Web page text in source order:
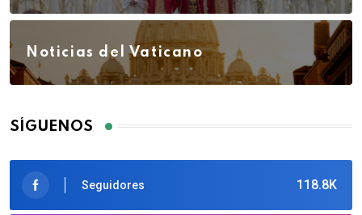
Noticias del Vaticano
SÍGUENOS
118.8K
Seguidores